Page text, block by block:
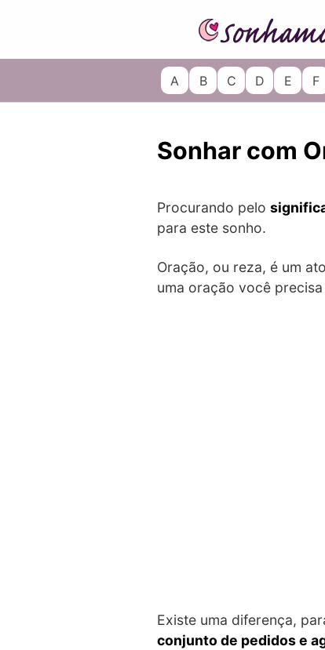
A B C D E F
Sonhar com
Procurando pelo
para este sonho.
Oração, ou reza, é um
uma oração você
Existe uma diferença,
conjunto de pedidos e